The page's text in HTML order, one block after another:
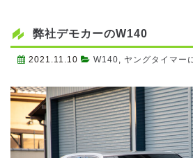
弊社デモカーのW140
2021.11.10 W140, ヤングタイマー